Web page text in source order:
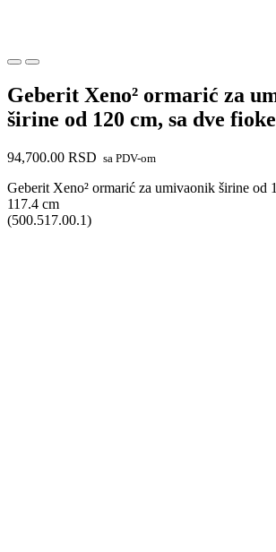
Geberit Xeno² ormarić za
širine od 120 cm, sa dve
94,700.00 RSD sa PDV-om
Geberit Xeno² ormarić za umivaonik širine od
117.4 cm
(500.517.00.1)